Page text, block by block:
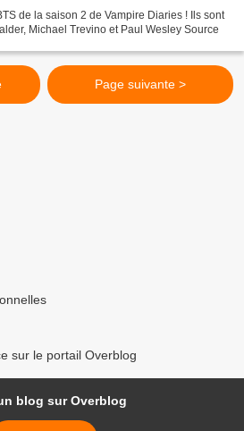
de la saison 2 de Vampire Diaries ! Ils sont
Michael Trevino et Paul Wesley Source
Page suivante >
sur le portail Overblog
blog sur Overblog